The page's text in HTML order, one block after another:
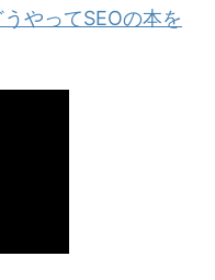
やってSEOの本を